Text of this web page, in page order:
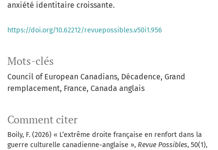
Mots-clés
Council of European Canadians Décadence Grand
remplacement France Canada anglais
Comment citer
Boily, F. (2026) « L’extrême droite française en renfort dans la
guerre culturelle canadienne-anglaise », Revue Possibles, 50(1),
anxiété identitaire croissante.
https://doi.org/10.62212/revuepossibles.v50i1.956